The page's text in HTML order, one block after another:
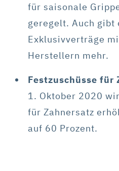
für saisonale
geregelt. Auch gibt
Exklusivverträge
Herstellern mehr.
Festzuschüsse für
1. Oktober 2020
für Zahnersatz
auf 60 Prozent.